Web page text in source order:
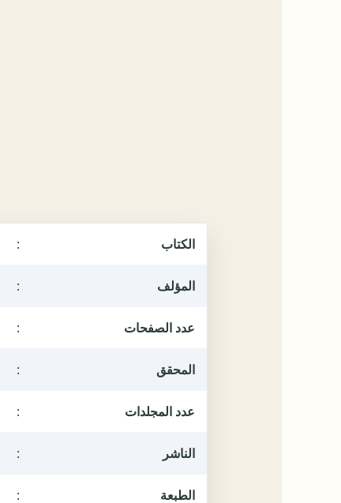
الكتاب :
المؤلف :
عدد الصفحات :
المحقق :
عدد المجلدات :
الناشر :
الطبعة :